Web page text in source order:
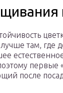
там, где
первые
после